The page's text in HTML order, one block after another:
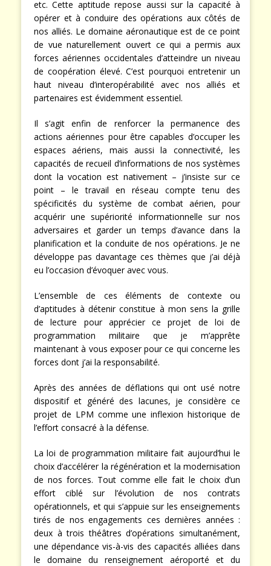
etc. Cette aptitude repose aussi sur la capacité à
opérer et à conduire des opérations aux côtés de
nos alliés. Le domaine aéronautique est de ce point
de vue naturellement ouvert ce qui a permis aux
forces aériennes occidentales d’atteindre un niveau
de coopération élevé. C’est pourquoi entretenir un
haut niveau d’interopérabilité avec nos alliés et
partenaires est évidemment essentiel.
Il s’agit enfin de renforcer la permanence des
actions aériennes pour être capables d’occuper les
espaces aériens, mais aussi la connectivité, les
capacités de recueil d’informations de nos systèmes
dont la vocation est nativement – j’insiste sur ce
point – le travail en réseau compte tenu des
spécificités du système de combat aérien, pour
acquérir une supériorité informationnelle sur nos
adversaires et garder un temps d’avance dans la
planification et la conduite de nos opérations. Je ne
développe pas davantage ces thèmes que j’ai déjà
eu l’occasion d’évoquer avec vous.
L’ensemble de ces éléments de contexte ou
d’aptitudes à détenir constitue à mon sens la grille
de lecture pour apprécier ce projet de loi de
programmation militaire que je m’apprête
maintenant à vous exposer pour ce qui concerne les
forces dont j’ai la responsabilité.
Après des années de déflations qui ont usé notre
dispositif et généré des lacunes, je considère ce
projet de LPM comme une inflexion historique de
l’effort consacré à la défense.
La loi de programmation militaire fait aujourd’hui le
choix d’accélérer la régénération et la modernisation
de nos forces. Tout comme elle fait le choix d’un
effort ciblé sur l’évolution de nos contrats
opérationnels, et qui s’appuie sur les enseignements
tirés de nos engagements ces dernières années :
deux à trois théâtres d’opérations simultanément,
une dépendance vis-à-vis des capacités alliées dans
le domaine du renseignement aéroporté et du